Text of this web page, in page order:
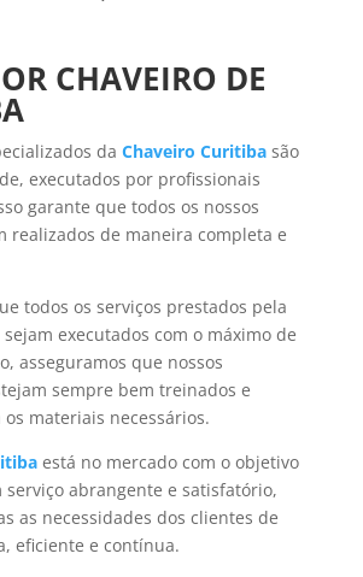
CHAVEIRO DE
da Chaveiro Curitiba são
executados por profissionais
garante que todos os nossos
realizados de maneira completa e
todos os serviços prestados pela
executados com o máximo de
asseguramos que nossos
sempre bem treinados e
materiais necessários.
está no mercado com o objetivo
abrangente e satisfatório,
as necessidades dos clientes de
eficiente e contínua.